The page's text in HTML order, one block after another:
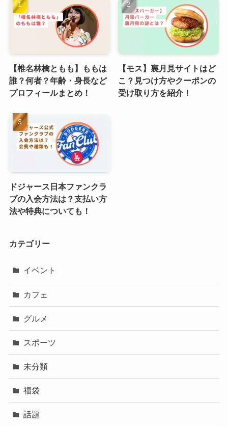
【椎名林檎ともも】ももは
誰？何者？年齢・身長など
プロフィールまとめ！
【モス】裏月見サイトはど
こ？見つけ方やクーポンの
受け取り方を紹介！
ドジャース日本ファンクラ
ブの入会方法は？支払い方
法や特典についても！
カテゴリー
イベント
カフェ
グルメ
スポーツ
未分類
福袋
話題